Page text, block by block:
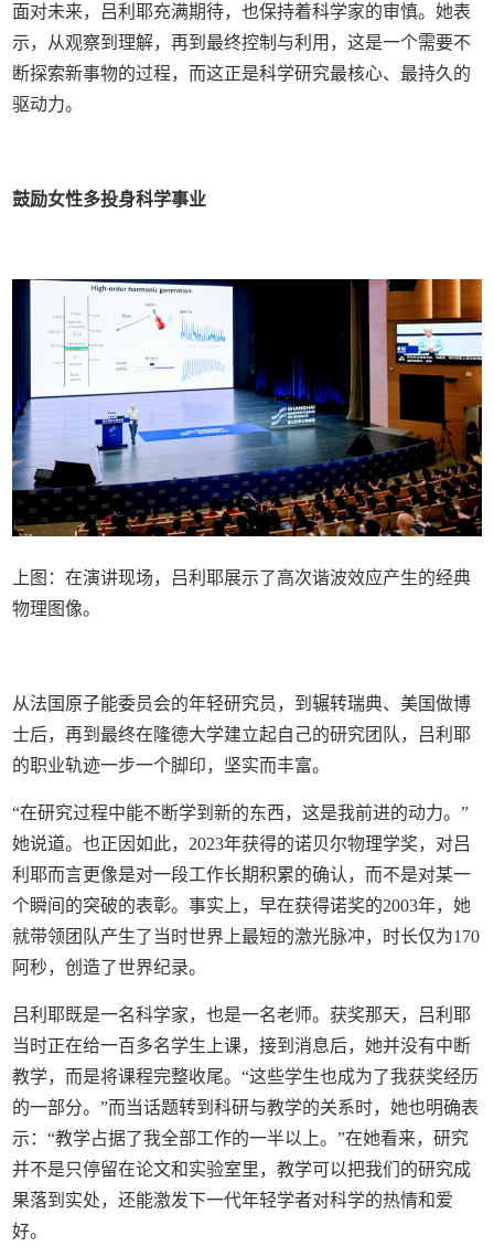
面对未来，吕利耶充满期待，也保持着科学家的审慎。她表
示，从观察到理解，再到最终控制与利用，这是一个需要不
断探索新事物的过程，而这正是科学研究最核心、最持久的
驱动力。
鼓励女性多投身科学事业
上图：在演讲现场，吕利耶展示了高次谐波效应产生的经典
物理图像。
从法国原子能委员会的年轻研究员，到辗转瑞典、美国做博
士后，再到最终在隆德大学建立起自己的研究团队，吕利耶
的职业轨迹一步一个脚印，坚实而丰富。
“在研究过程中能不断学到新的东西，这是我前进的动力。”
她说道。也正因如此，2023年获得的诺贝尔物理学奖，对吕
利耶而言更像是对一段工作长期积累的确认，而不是对某一
个瞬间的突破的表彰。事实上，早在获得诺奖的2003年，她
就带领团队产生了当时世界上最短的激光脉冲，时长仅为170
阿秒，创造了世界纪录。
吕利耶既是一名科学家，也是一名老师。获奖那天，吕利耶
当时正在给一百多名学生上课，接到消息后，她并没有中断
教学，而是将课程完整收尾。“这些学生也成为了我获奖经历
的一部分。”而当话题转到科研与教学的关系时，她也明确表
示：“教学占据了我全部工作的一半以上。”在她看来，研究
并不是只停留在论文和实验室里，教学可以把我们的研究成
果落到实处，还能激发下一代年轻学者对科学的热情和爱
好。